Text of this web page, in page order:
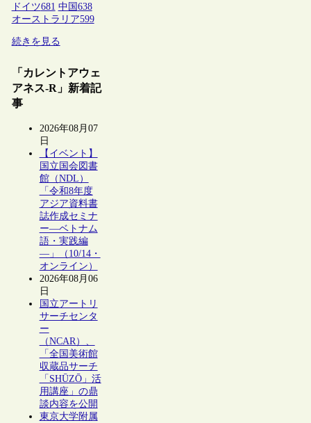
ドイツ681 中国 638
オーストラリア599
続きを見る
「カレントアウェ
アネス-R」新着記
事
2026年08月07
日
【イベント】
国立国会図書
館（NDL）
「令和8年度
アジア資料書
誌作成セミナ
ー―ベトナム
語・実践編
―」（10/14・
オンライン）
2026年08月06
日
国立アートリ
サーチセンタ
ー
（NCAR）、
「全国美術館
収蔵品サーチ
「SHŪZŌ」活
用講座」の鼎
談内容を公開
東京大学附属